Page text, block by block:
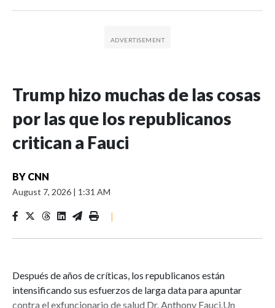
Trump hizo muchas de las cosas
por las que los republicanos
critican a Fauci
BY CNN
August 7, 2026 | 1:31 AM
|
Después de años de críticas, los republicanos están
intensificando sus esfuerzos de larga data para apuntar
contra el exfuncionario de salud Dr. Anthony Fauci.Un